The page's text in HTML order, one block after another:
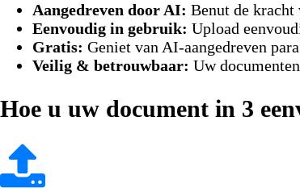
Aangedreven door AI: Benut de
Eenvoudig in gebruik: Upload
Gratis: Geniet van AI‑aangedreven
Veilig & betrouwbaar: Uw
Hoe u uw document in 3